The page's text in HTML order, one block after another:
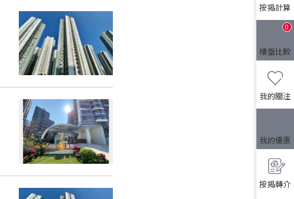
按揭轉介
我的優惠
我的關注
樓盤比較
0
按揭計算